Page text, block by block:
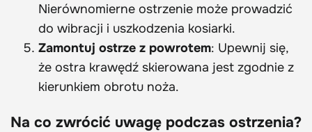
Nierównomierne ostrzenie może prowadzić
do wibracji i uszkodzenia kosiarki.
Zamontuj ostrze z powrotem: Upewnij się,
że ostra krawędź skierowana jest zgodnie z
kierunkiem obrotu noża.
Na co zwrócić uwagę podczas ostrzenia?